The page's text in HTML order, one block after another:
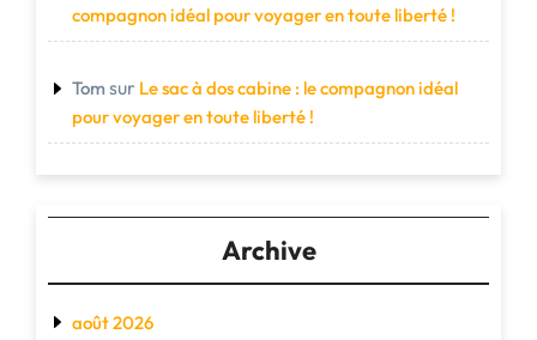
compagnon idéal pour voyager en toute liberté !
Tom sur Le sac à dos cabine : le compagnon idéal
pour voyager en toute liberté !
Archive
août 2026